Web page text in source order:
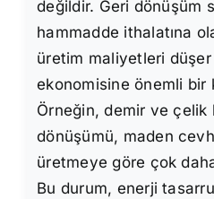
değildir. Geri dönüşüm
hammadde ithalatına
üretim maliyetleri
ekonomisine önemli bir
Örneğin, demir ve çelik
dönüşümü, maden
üretmeye göre çok
Bu durum, enerji